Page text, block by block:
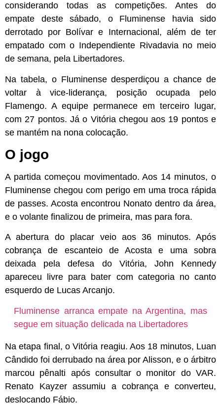
considerando todas as competições. Antes do
empate deste sábado, o Fluminense havia sido
derrotado por Bolívar e Internacional, além de ter
empatado com o Independiente Rivadavia no meio
de semana, pela Libertadores.
Na tabela, o Fluminense desperdiçou a chance de
voltar à vice-liderança, posição ocupada pelo
Flamengo. A equipe permanece em terceiro lugar,
com 27 pontos. Já o Vitória chegou aos 19 pontos e
se mantém na nona colocação.
O jogo
A partida começou movimentado. Aos 14 minutos, o
Fluminense chegou com perigo em uma troca rápida
de passes. Acosta encontrou Nonato dentro da área,
e o volante finalizou de primeira, mas para fora.
A abertura do placar veio aos 36 minutos. Após
cobrança de escanteio de Acosta e uma sobra
deixada pela defesa do Vitória, John Kennedy
apareceu livre para bater com categoria no canto
esquerdo de Lucas Arcanjo.
Fluminense arranca empate na Argentina, mas
segue em situação delicada na Libertadores
Na etapa final, o Vitória reagiu. Aos 18 minutos, Luan
Cândido foi derrubado na área por Alisson, e o árbitro
marcou pênalti após consultar o monitor do VAR.
Renato Kayzer assumiu a cobrança e converteu,
deslocando Fábio.